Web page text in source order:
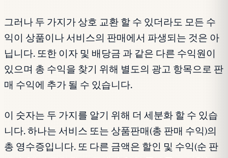
그러나 두 가지가 상호 교환 할 수 있더라도 모든 수
익이 상품이나 서비스의 판매에서 파생되는 것은 아
닙니다. 또한 이자 및 배당금 과 같은 다른 수익원이
있으며 총 수익을 찾기 위해 별도의 광고 항목으로 판
매 수익에 추가 될 수 있습니다.
이 숫자는 두 가지를 알기 위해 더 세분화 할 수 있습
니다. 하나는 서비스 또는 상품판매(총 판매 수익)의
총 영수증입니다. 또 다른 금액은 할인 및 수익(순 판